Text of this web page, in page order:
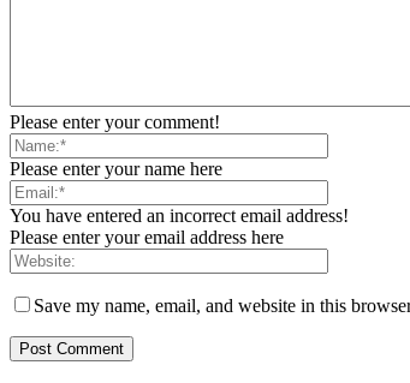
Please enter your comment!
Please enter your name here
You have entered an incorrect email address!
Please enter your email address here
Save my name, email, and website in this